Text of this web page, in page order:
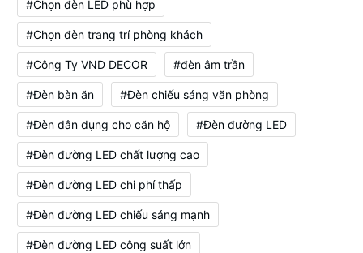
#Chọn đèn LED phù hợp
#Chọn đèn trang trí phòng khách
#Công Ty VND DECOR #đèn âm trần
#Đèn bàn ăn #Đèn chiếu sáng văn phòng
#Đèn dân dụng cho căn hộ #Đèn đường LED
#Đèn đường LED chất lượng cao
#Đèn đường LED chi phí thấp
#Đèn đường LED chiếu sáng mạnh
#Đèn đường LED công suất lớn